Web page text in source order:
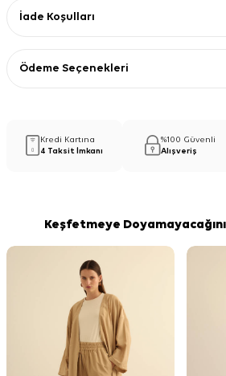
İade Koşulları
Ödeme Seçenekleri
Kredi Kartına
4 Taksit İmkanı
%100 Güvenli
Alışveriş
Keşfetmeye